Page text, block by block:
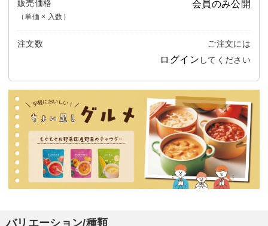
販売価格
（単価 × 入数）
会員のみ公開
注文数 ご注文には
ログイン してください
バリエーション/種類